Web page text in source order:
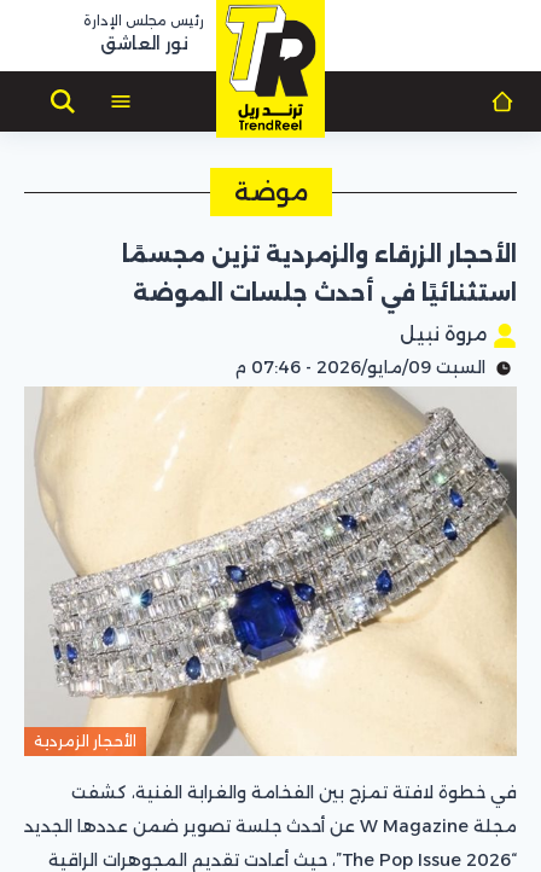
رئيس مجلس الإدارة
نور العاشق
موضة
الأحجار الزرقاء والزمردية تزين مجسمًا
استثنائيًا في أحدث جلسات الموضة
مروة نبيل
السبت 09/مايو/2026 - 07:46 م
الأحجار الزمردية
في خطوة لافتة تمزج بين الفخامة والغرابة الفنية، كشفت
مجلة W Magazine عن أحدث جلسة تصوير ضمن عددها الجديد
“The Pop Issue 2026”، حيث أعادت تقديم المجوهرات الراقية